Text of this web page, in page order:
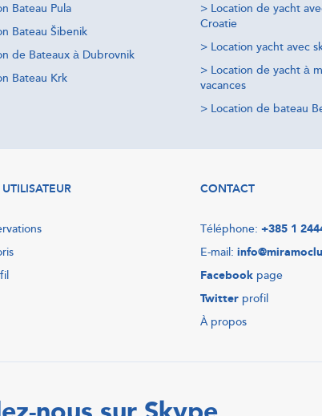
Bateau Pula
Bateau Šibenik
de Bateaux à Dubrovnik
Bateau Krk
> Location de yacht
Croatie
> Location yacht avec
> Location de yacht à
vacances
> Location de bateau
CONTACT
Téléphone: +385 1
E-mail:
Facebook page
Twitter profil
À propos